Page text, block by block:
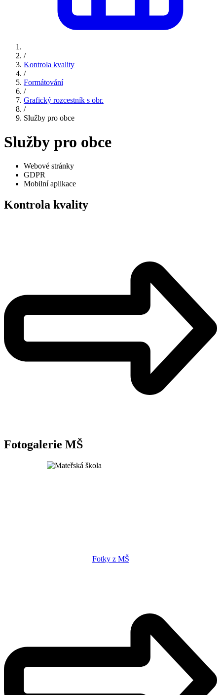
/
Kontrola kvality
/
Formátování
/
Grafický rozcestník s obr.
/
Služby pro obce
Služby pro obce
Webové stránky
GDPR
Mobilní aplikace
Kontrola kvality
Fotogalerie MŠ
Fotky z MŠ